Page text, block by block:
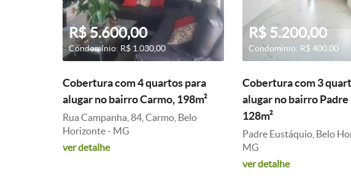
R$ 5.600,00
Condomínio: R$ 1.030,00
Cobertura com 4 quartos para
alugar no bairro Carmo, 198m²
Rua Campanha, 84, Carmo, Belo
Horizonte - MG
ver detalhe
R$ 5.200,00
Condomínio: R$ 400,00
Cobertura com 3
alugar no bairro
128m²
Padre Eustáquio, Belo
MG
ver detalhe